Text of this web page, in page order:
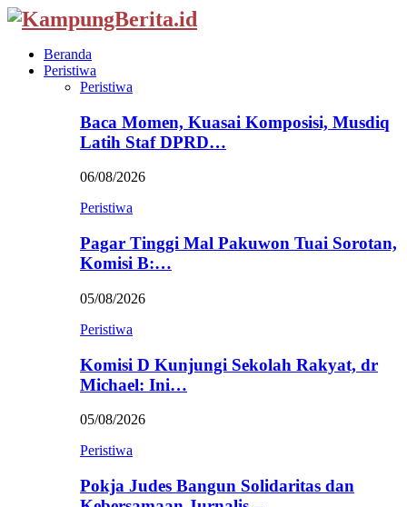
Beranda
Peristiwa
Peristiwa
Baca Momen, Kuasai Komposisi, Musdiq
Latih Staf DPRD…
06/08/2026
Peristiwa
Pagar Tinggi Mal Pakuwon Tuai Sorotan,
Komisi B:…
05/08/2026
Peristiwa
Komisi D Kunjungi Sekolah Rakyat, dr
Michael: Ini…
05/08/2026
Peristiwa
Pokja Judes Bangun Solidaritas dan